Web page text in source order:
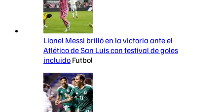
Lionel Messi brilló en la victoria ante el
Atlético de San Luis con festival de goles
incluido Futbol